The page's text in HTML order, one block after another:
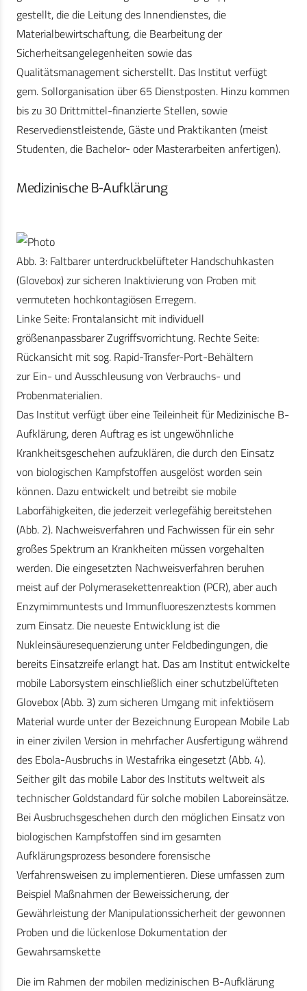
gestellt, die die Leitung des Innendienstes, die
Materialbewirtschaftung, die Bearbeitung der
Sicherheitsangelegenheiten sowie das
Qualitätsmanagement sicherstellt. Das Institut verfügt
gem. Sollorganisation über 65 Dienstposten. Hinzu kommen
bis zu 30 Drittmittel-finanzierte Stellen, sowie
Reservedienstleistende, Gäste und Praktikanten (meist
Studenten, die Bachelor- oder Masterarbeiten anfertigen).
Medizinische B-Aufklärung
Abb. 3: Faltbarer unterdruckbelüfteter Handschuhkasten
(Glovebox) zur sicheren Inaktivierung von Proben mit
vermuteten hochkontagiösen Erregern.
Linke Seite: Frontalansicht mit individuell
größenanpassbarer Zugriffsvorrichtung. Rechte Seite:
Rückansicht mit sog. Rapid-Transfer-Port-Behältern
zur Ein- und Ausschleusung von Verbrauchs- und
Probenmaterialien.
Das Institut verfügt über eine Teileinheit für Medizinische B-
Aufklärung, deren Auftrag es ist ungewöhnliche
Krankheitsgeschehen aufzuklären, die durch den Einsatz
von biologischen Kampfstoffen ausgelöst worden sein
können. Dazu entwickelt und betreibt sie mobile
Laborfähigkeiten, die jederzeit verlegefähig bereitstehen
(Abb. 2). Nachweisverfahren und Fachwissen für ein sehr
großes Spektrum an Krankheiten müssen vorgehalten
werden. Die eingesetzten Nachweisverfahren beruhen
meist auf der Polymerasekettenreaktion (PCR), aber auch
Enzymimmuntests und Immunfluoreszenztests kommen
zum Einsatz. Die neueste Entwicklung ist die
Nukleinsäuresequenzierung unter Feldbedingungen, die
bereits Einsatzreife erlangt hat. Das am Institut entwickelte
mobile Laborsystem einschließlich einer schutzbelüfteten
Glovebox (Abb. 3) zum sicheren Umgang mit infektiösem
Material wurde unter der Bezeichnung European Mobile Lab
in einer zivilen Version in mehrfacher Ausfertigung während
des Ebola-Ausbruchs in Westafrika eingesetzt (Abb. 4).
Seither gilt das mobile Labor des Instituts weltweit als
technischer Goldstandard für solche mobilen Laboreinsätze.
Bei Ausbruchsgeschehen durch den möglichen Einsatz von
biologischen Kampfstoffen sind im gesamten
Aufklärungsprozess besondere forensische
Verfahrensweisen zu implementieren. Diese umfassen zum
Beispiel Maßnahmen der Beweissicherung, der
Gewährleistung der Manipulationssicherheit der gewonnen
Proben und die lückenlose Dokumentation der
Gewahrsamskette
Die im Rahmen der mobilen medizinischen B-Aufklärung